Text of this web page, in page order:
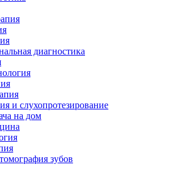
диагностика
и слухопротезирование
на дом
зубов